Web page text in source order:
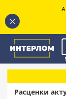
Расценки